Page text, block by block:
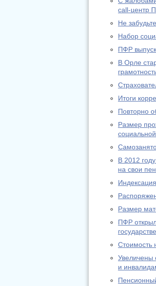
call-центр
Не
Набор
ПФР
В Орле
Итоги
Повторно
Размер
В 2012
на свои
Размер
ПФР
Стоимость
Увеличены
и